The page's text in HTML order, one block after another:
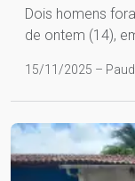
Dois homens
de ontem (14),
15/11/2025 –